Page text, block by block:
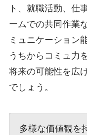
ト、就職活動、仕
ームでの共同作業
ミュニケーション
うちからコミュ力
将来の可能性を広
でしょう。
多様な価値観を